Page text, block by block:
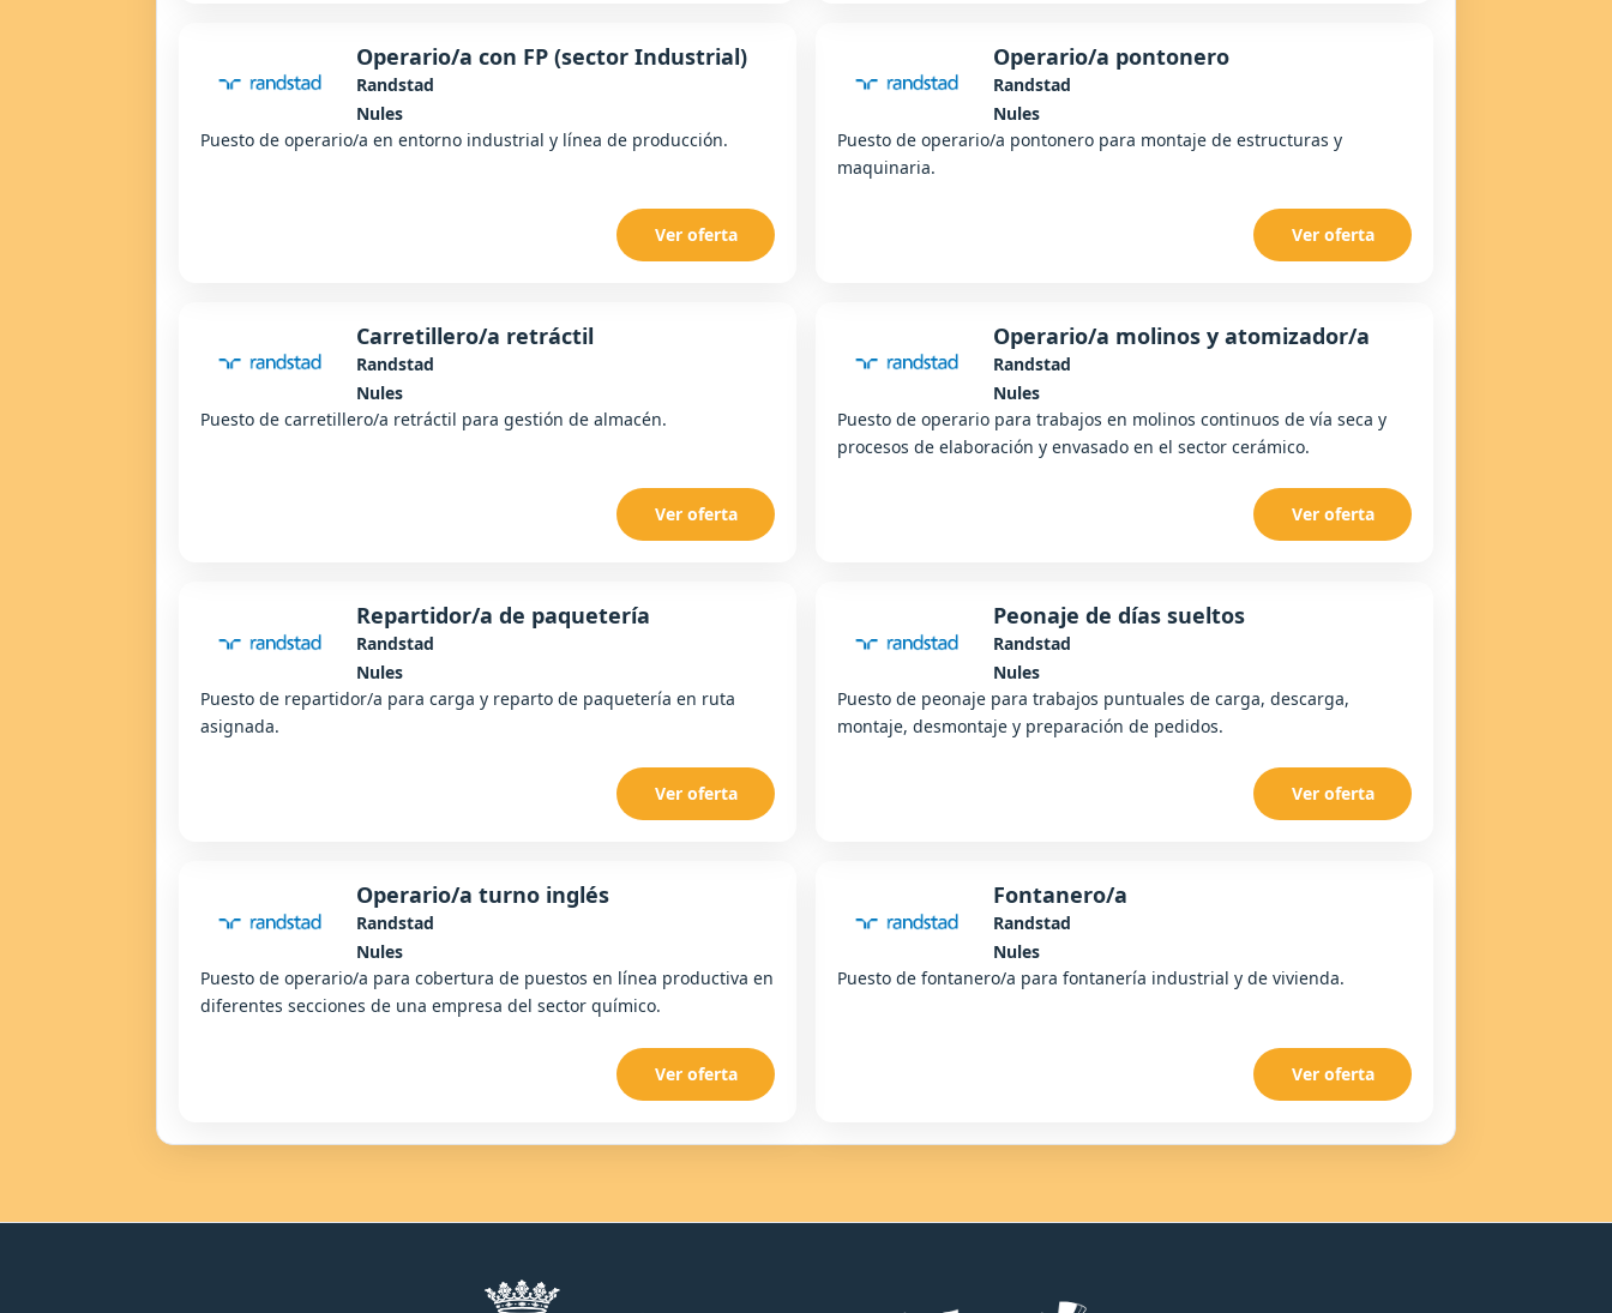
Operario/a con FP (sector Industrial)
Randstad
Nules
Puesto de operario/a en entorno industrial y línea de producción.
Ver oferta
Operario/a pontonero
Randstad
Nules
Puesto de operario/a pontonero para montaje de estructuras y
maquinaria.
Ver oferta
Carretillero/a retráctil
Randstad
Nules
Puesto de carretillero/a retráctil para gestión de almacén.
Ver oferta
Operario/a molinos y atomizador/a
Randstad
Nules
Puesto de operario para trabajos en molinos continuos de vía seca y
procesos de elaboración y envasado en el sector cerámico.
Ver oferta
Repartidor/a de paquetería
Randstad
Nules
Puesto de repartidor/a para carga y reparto de paquetería en ruta
asignada.
Ver oferta
Peonaje de días sueltos
Randstad
Nules
Puesto de peonaje para trabajos puntuales de carga, descarga,
montaje, desmontaje y preparación de pedidos.
Ver oferta
Operario/a turno inglés
Randstad
Nules
Puesto de operario/a para cobertura de puestos en línea productiva en
diferentes secciones de una empresa del sector químico.
Ver oferta
Fontanero/a
Randstad
Nules
Puesto de fontanero/a para fontanería industrial y de vivienda.
Ver oferta